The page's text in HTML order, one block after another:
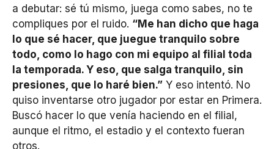
a debutar: sé tú mismo, juega como sabes, no te
compliques por el ruido. “Me han dicho que haga
lo que sé hacer, que juegue tranquilo sobre
todo, como lo hago con mi equipo al filial toda
la temporada. Y eso, que salga tranquilo, sin
presiones, que lo haré bien.” Y eso intentó. No
quiso inventarse otro jugador por estar en Primera.
Buscó hacer lo que venía haciendo en el filial,
aunque el ritmo, el estadio y el contexto fueran
otros.